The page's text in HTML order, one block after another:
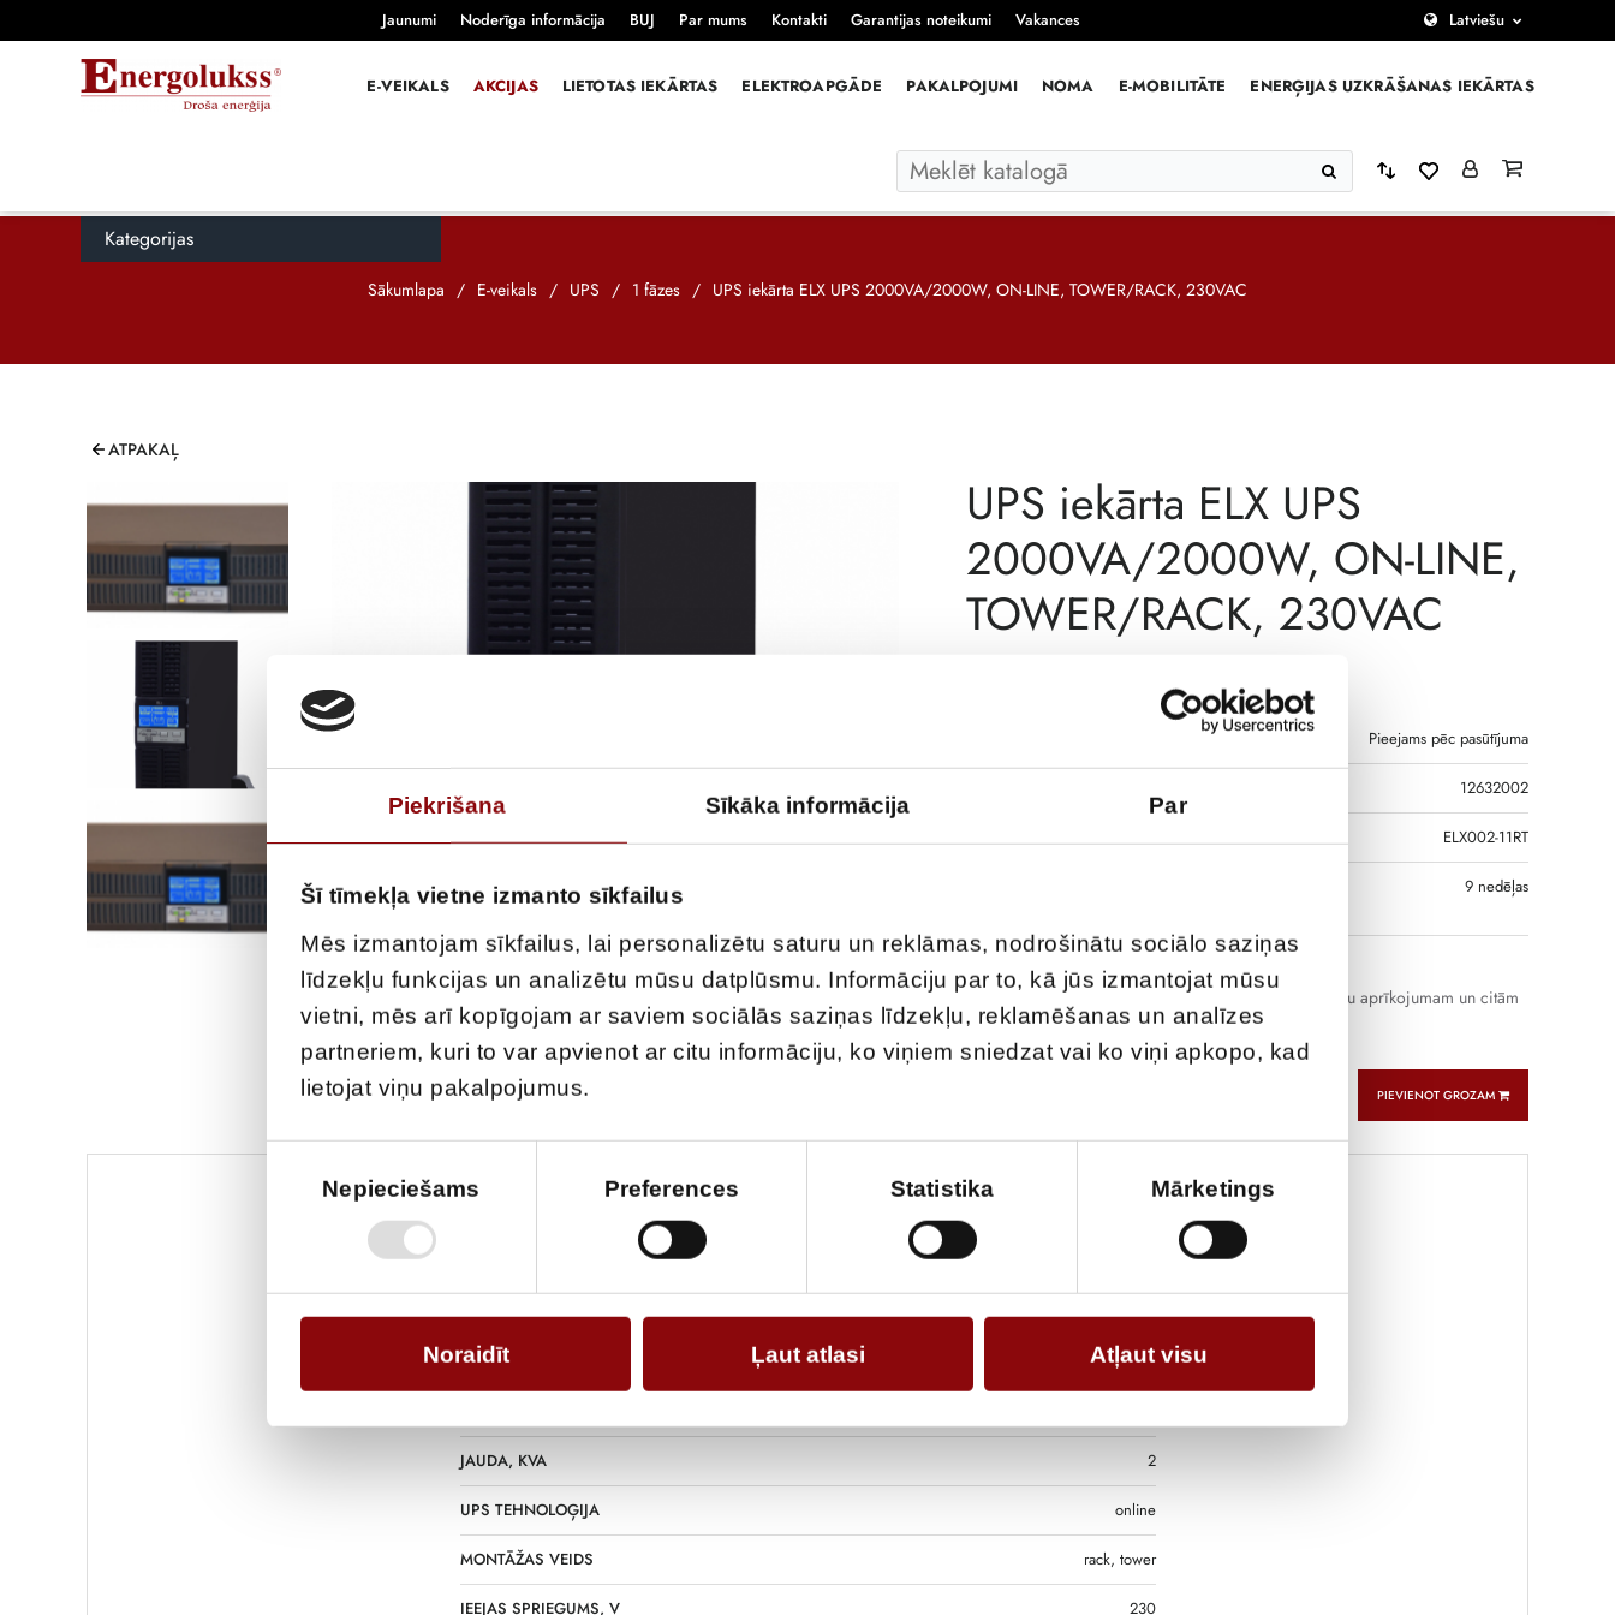
Piekrišana Sīkāka informācija Par
Šī tīmekļa vietne izmanto sīkfailus
Mēs izmantojam sīkfailus, lai personalizētu saturu un reklāmas, nodrošinātu sociālo saziņas
līdzekļu funkcijas un analizētu mūsu datplūsmu. Informāciju par to, kā jūs izmantojat mūsu
vietni, mēs arī kopīgojam ar saviem sociālās saziņas līdzekļu, reklamēšanas un analīzes
partneriem, kuri to var apvienot ar citu informāciju, ko viņiem sniedzat vai ko viņi apkopo, kad
lietojat viņu pakalpojumus.
Piekrišanas
izvēleNepieciešams Preferences Statistika Mārketings
Noraidīt Ļaut atlasi Atļaut visu
Jaunumi Noderīga informācija BUJ Par mums Kontakti Garantijas noteikumi Vakances Latviešu
E-VEIKALS AKCIJAS LIETOTAS IEKĀRTAS ELEKTROAPGĀDE PAKALPOJUMI NOMA E-MOBILITĀTE ENERĢIJAS UZKRĀŠANAS IEKĀRTAS
Kategorijas
Sākumlapa / E-veikals / UPS / 1 fāzes / UPS iekārta ELX UPS 2000VA/2000W, ON-LINE, TOWER/RACK, 230VAC
ATPAKAĻ
UPS iekārta ELX UPS
2000VA/2000W, ON-LINE,
TOWER/RACK, 230VAC
605,00
Pieejams pēc pasūtījuma
12632002
ELX002-11RT
9 nedēļas
APRAKSTS
ELX11 sērija ir ideāla izvēle datoriem, telekomunikāciju aprīkojumam un citām
elektroniskām jūtīgām iekārtām
PIEVIENOT GROZAM
IZMĒRI 44x48x17.3 cm
RAŽOTĀJS ELX
JAUDA, KVA 2
UPS TEHNOLOĢIJA online
MONTĀŽAS VEIDS rack, tower
IEEJAS SPRIEGUMS, V 230